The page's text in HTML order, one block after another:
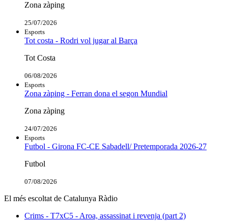
Zona zàping
25/07/2026
Esports
Tot costa - Rodri vol jugar al Barça
Tot Costa
06/08/2026
Esports
Zona zàping - Ferran dona el segon Mundial
Zona zàping
24/07/2026
Esports
Futbol - Girona FC-CE Sabadell/ Pretemporada 2026-27
Futbol
07/08/2026
El més escoltat de Catalunya Ràdio
Crims - T7xC5 - Aroa, assassinat i revenja (part 2)